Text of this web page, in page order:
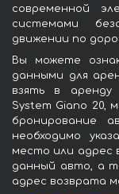
современной
системами
движении по
Вы можете
данными для
взять в аренду
System Giano 20,
бронирование
необходимо
место или адрес
данный авто, а
адрес возврата